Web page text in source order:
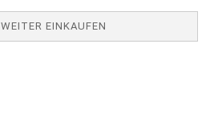
WEITER EINKAUFEN